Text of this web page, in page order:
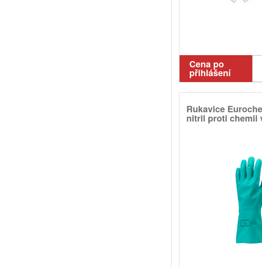
Cena po
přihlášení
Rukavice
nitril proti chemii